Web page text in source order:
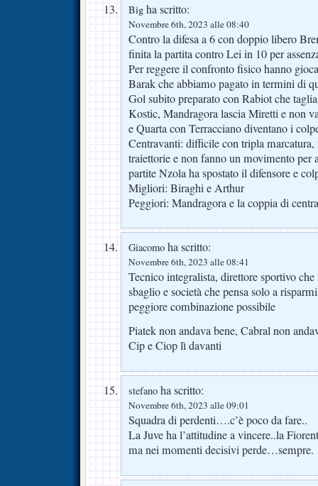
Big ha scritto:
Novembre 6th, 2023 alle 08:40
Contro la difesa a 6 con doppio libero
finita la partita contro Lei in 10 per
Per reggere il confronto fisico hanno
Barak che abbiamo pagato in termini di
Gol subito preparato con Rabiot che
Kostic, Mandragora lascia Miretti e non
e Quarta con Terracciano diventano i
Centravanti: difficile con tripla
traiettorie e non fanno un movimento per
partite Nzola ha spostato il difensore e
Migliori: Biraghi e Arthur
Peggiori: Mandragora e la coppia di
Giacomo ha scritto:
Novembre 6th, 2023 alle 08:41
Tecnico integralista, direttore sportivo che
sbaglio e società che pensa solo a
peggiore combinazione possibile
Piatek non andava bene, Cabral non
Cip e Ciop lì davanti
stefano ha scritto:
Novembre 6th, 2023 alle 09:01
Squadra di perdenti….c’è poco da fare..
La Juve ha l’attitudine a vincere..la
ma nei momenti decisivi perde…sempre.